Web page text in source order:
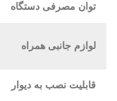
توان مصرفی دستگاه
لوازم جانبی همراه
قابلیت نصب به دیوار